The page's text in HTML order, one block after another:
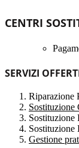
CENTRI
SERVIZI
Riparazione
Sostituzione
Sostituzione
Sostituzione
Gestione